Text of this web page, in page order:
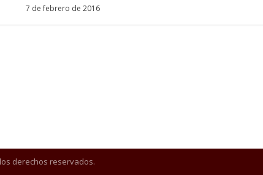
7 de febrero de 2016
derechos reservados.